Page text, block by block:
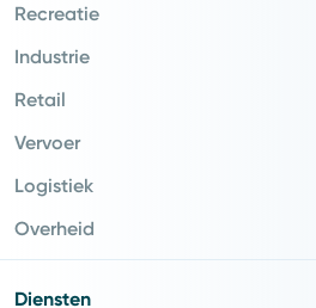
Recreatie
Industrie
Retail
Vervoer
Logistiek
Overheid
Diensten